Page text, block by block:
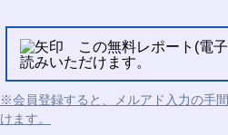
この無料レポート(電
読みいただけます。
※会員登録すると、メルアド入力の手
けます。